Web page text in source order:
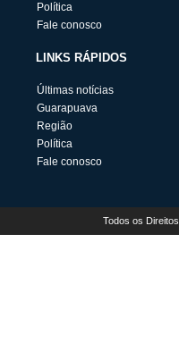
Política
Fale conosco
LINKS RÁPIDOS
Últimas notícias
Guarapuava
Região
Política
Fale conosco
Todos os